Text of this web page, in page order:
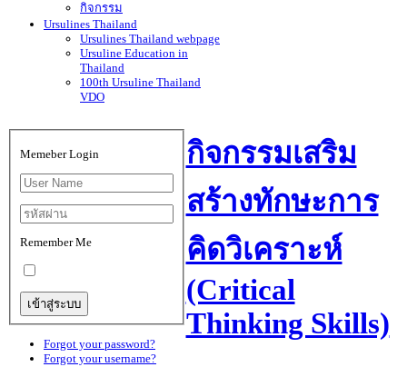
กิจกรรม
Ursulines Thailand
Ursulines Thailand webpage
Ursuline Education in
Thailand
100th Ursuline Thailand
VDO
Memeber Login
Remember Me
Forgot your password?
Forgot your username?
กิจกรรมเสริม
สร้างทักษะการ
คิดวิเคราะห์
(Critical
Thinking Skills)